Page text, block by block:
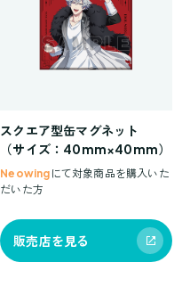
スクエア型缶マグネット
（サイズ：40mm×40mm）
Neowing にて対象商品を購入いた
だいた方
販売店を見る